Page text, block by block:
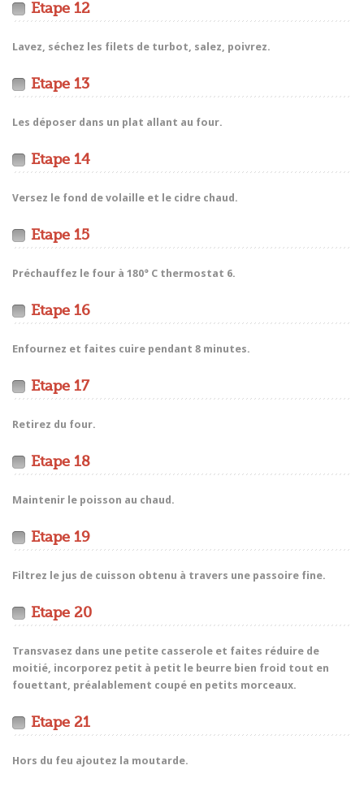
Etape 12
Lavez, séchez les filets de turbot, salez, poivrez.
Etape 13
Les déposer dans un plat allant au four.
Etape 14
Versez le fond de volaille et le cidre chaud.
Etape 15
Préchauffez le four à 180° C thermostat 6.
Etape 16
Enfournez et faites cuire pendant 8 minutes.
Etape 17
Retirez du four.
Etape 18
Maintenir le poisson au chaud.
Etape 19
Filtrez le jus de cuisson obtenu à travers une passoire fine.
Etape 20
Transvasez dans une petite casserole et faites réduire de
moitié, incorporez petit à petit le beurre bien froid tout en
fouettant, préalablement coupé en petits morceaux.
Etape 21
Hors du feu ajoutez la moutarde.